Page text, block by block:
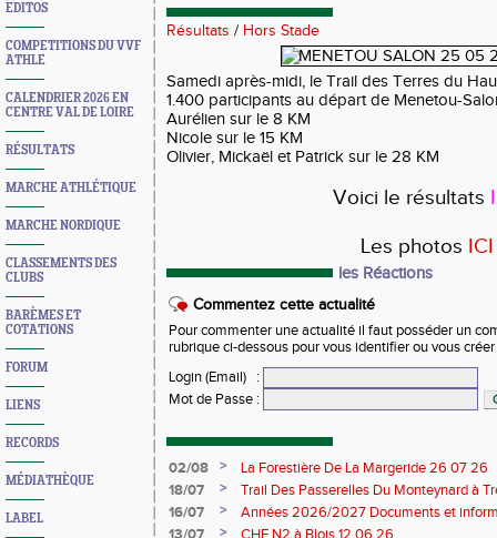
EDITOS
COMPETITIONS DU VVF
ATHLE
CALENDRIER 2026 EN
CENTRE VAL DE LOIRE
RÉSULTATS
MARCHE ATHLÉTIQUE
MARCHE NORDIQUE
CLASSEMENTS DES
CLUBS
BARÈMES ET
COTATIONS
FORUM
LIENS
RECORDS
MÉDIATHÈQUE
LABEL
Résultats / Hors Stade
Samedi après-midi, le Trail des Terres du
1.400 participants au départ de Menetou-
Aurélien sur le 8 KM
Nicole sur le 15 KM
Olivier, Mickaël et Patrick sur le 28 KM
Voici le résultats
Les photos ICI
les Réactions
Commentez cette actualité
Pour commenter une actualité il faut posséder un
rubrique ci-dessous pour vous identifier ou vous
Login (Email)
:
Mot de Passe :
02/08 >
La Forestière De La Margeride 26 07 26
18/07
>
Trail Des Passerelles Du Monteynard à
16/07
>
Années 2026/2027 Documents et
>